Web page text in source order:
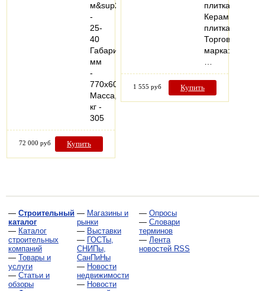
м&sup2;
-
25-
40
Габариты,
мм
-
770x600x940
Масса,
кг -
305
72 000 руб Купить
плитка;
Керамическая
плитка
Торговая
марка:
1 555 руб Купить
— Строительный
каталог
— Каталог
строительных
компаний
— Товары и
услуги
— Статьи и
обзоры
— Магазины и
рынки
— Выставки
— ГОСТы,
СНИПы,
СанПиНы
— Новости
недвижимости
— Новости
— Опросы
— Словари
терминов
— Лента
новостей RSS